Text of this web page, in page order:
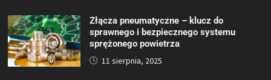
Złącza pneumatyczne – klucz do
sprawnego i bezpiecznego systemu
sprężonego powietrza
11 sierpnia, 2025